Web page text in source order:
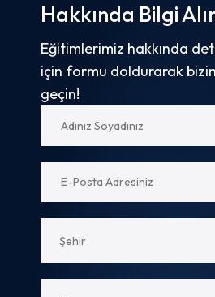
Hakkında Bilgi
Eğitimlerimiz hakkında
için formu doldurarak
geçin!